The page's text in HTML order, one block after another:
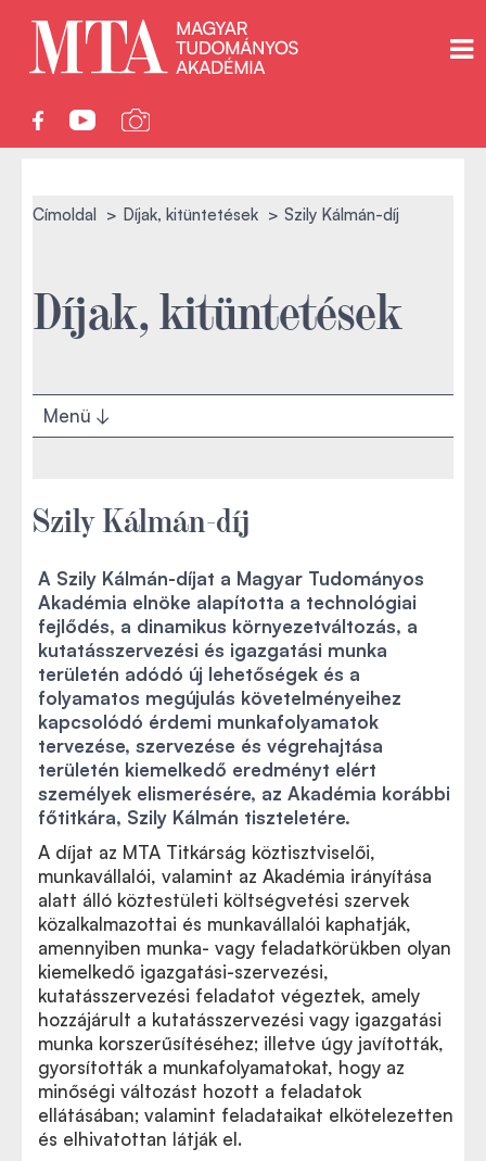
Címoldal Díjak, kitüntetések Szily Kálmán-díj
Díjak, kitüntetések
Menü
Szily Kálmán-díj
A Szily Kálmán-díjat a Magyar Tudományos
Akadémia elnöke alapította a technológiai
fejlődés, a dinamikus környezetváltozás, a
kutatásszervezési és igazgatási munka
területén adódó új lehetőségek és a
folyamatos megújulás követelményeihez
kapcsolódó érdemi munkafolyamatok
tervezése, szervezése és végrehajtása
területén kiemelkedő eredményt elért
személyek elismerésére, az Akadémia korábbi
főtitkára, Szily Kálmán tiszteletére.
A díjat az MTA Titkárság köztisztviselői,
munkavállalói, valamint az Akadémia irányítása
alatt álló köztestületi költségvetési szervek
közalkalmazottai és munkavállalói kaphatják,
amennyiben munka- vagy feladatkörükben olyan
kiemelkedő igazgatási-szervezési,
kutatásszervezési feladatot végeztek, amely
hozzájárult a kutatásszervezési vagy igazgatási
munka korszerűsítéséhez; illetve úgy javították,
gyorsították a munkafolyamatokat, hogy az
minőségi változást hozott a feladatok
ellátásában; valamint feladataikat elkötelezetten
és elhivatottan látják el.